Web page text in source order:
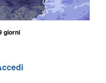
giorni